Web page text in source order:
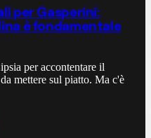
per Gasperini:
è fondamentale
per accontentare il
mettere sul piatto. Ma c'è